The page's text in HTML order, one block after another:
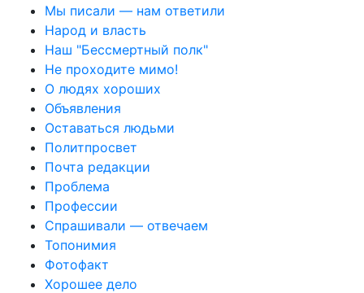
Мы писали — нам ответили
Народ и власть
Наш "Бессмертный полк"
Не проходите мимо!
О людях хороших
Объявления
Оставаться людьми
Политпросвет
Почта редакции
Проблема
Профессии
Спрашивали — отвечаем
Топонимия
Фотофакт
Хорошее дело